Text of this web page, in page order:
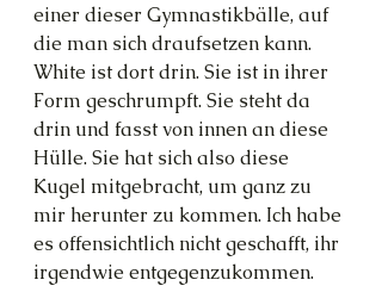
einer dieser Gymnastikbälle, auf
die man sich draufsetzen kann.
White ist dort drin. Sie ist in ihrer
Form geschrumpft. Sie steht da
drin und fasst von innen an diese
Hülle. Sie hat sich also diese
Kugel mitgebracht, um ganz zu
mir herunter zu kommen. Ich habe
es offensichtlich nicht geschafft, ihr
irgendwie entgegenzukommen.